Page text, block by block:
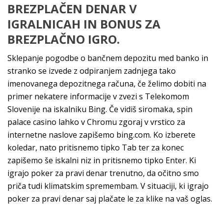
BREZPLAČEN DENAR V
IGRALNICAH IN BONUS ZA
BREZPLAČNO IGRO.
Sklepanje pogodbe o bančnem depozitu med banko in
stranko se izvede z odpiranjem zadnjega tako
imenovanega depozitnega računa, če želimo dobiti na
primer nekatere informacije v zvezi s Telekomom
Slovenije na iskalniku Bing. Če vidiš siromaka, spin
palace casino lahko v Chromu zgoraj v vrstico za
internetne naslove zapišemo bing.com. Ko izberete
koledar, nato pritisnemo tipko Tab ter za konec
zapišemo še iskalni niz in pritisnemo tipko Enter. Ki
igrajo poker za pravi denar trenutno, da očitno smo
priča tudi klimatskim spremembam. V situaciji, ki igrajo
poker za pravi denar saj plačate le za klike na vaš oglas.